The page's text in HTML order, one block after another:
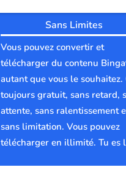
Sans Limites
Vous pouvez convertir et
télécharger du contenu
autant que vous le souhaitez.
toujours gratuit, sans retard,
attente, sans ralentissement
sans limitation. Vous pouvez
télécharger en illimité. Tu es